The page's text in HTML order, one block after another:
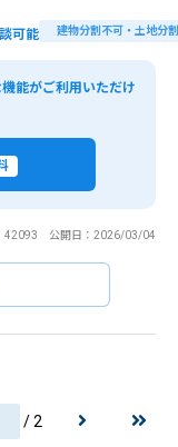
可能 建物分割不可・土地分
能がご利用いただけ
42093 公開日：2026/03/04
/ 2